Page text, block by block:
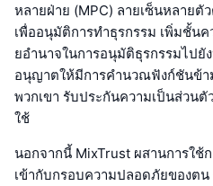
หลายฝ่าย (MPC) ลายเซ็นหลาย
เพื่ออนุมัติการทำธุรกรรม เพิ่มชั้น
ยอำนาจในการอนุมัติธุรกรรมไปยั
อนุญาตให้มีการคำนวณฟังก์ชันข้า
พวกเขา รับประกันความเป็นส่วน
ใช้
นอกจากนี้ MixTrust ผสานการใช้
เข้ากับกรอบความปลอดภัยของตน